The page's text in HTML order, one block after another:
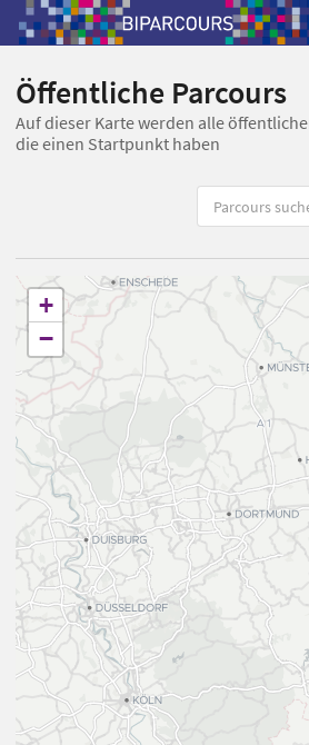
Öffentliche Parcours
Auf dieser Karte werden alle
die einen Startpunkt haben
+
−